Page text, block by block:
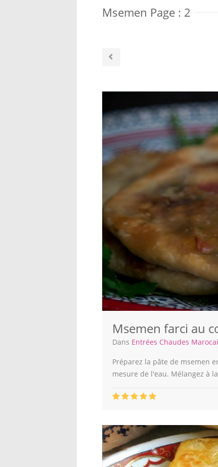
Msemen Page : 2
Msemen farci au
Dans Entrées Chaudes
Préparez la pâte de msemen
mesure de l'eau. Mélangez à